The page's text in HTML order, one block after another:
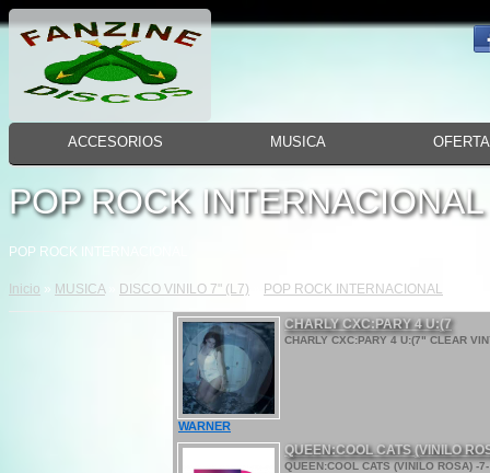
ACCESORIOS MUSICA
POP ROCK INTERNACIONAL
POP ROCK INTERNACIONAL
Inicio » MUSICA» DISCO VINILO 7" (L7) POP ROCK INTERNACIONAL
CHARLY CXC:PARY 4 U:(7
CHARLY CXC:PARY 4 U:(7" CLEAR
WARNER
QUEEN:COOL CATS (VINILO
QUEEN:COOL CATS (VINILO ROSA) -